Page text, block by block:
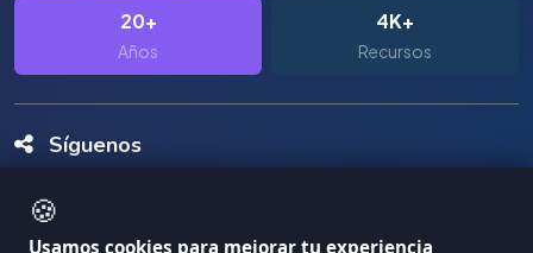
🍪
Usamos cookies para mejorar tu experiencia
20+
Años
4K+
Recursos
Síguenos